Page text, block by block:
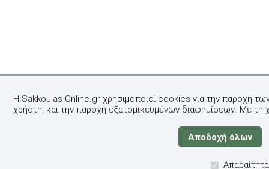
Η Sakkoulas-Online.gr χρησιμοποιεί cookies για την παροχή
χρήστη, και την παροχή εξατομικευμένων διαφημίσεων. Με